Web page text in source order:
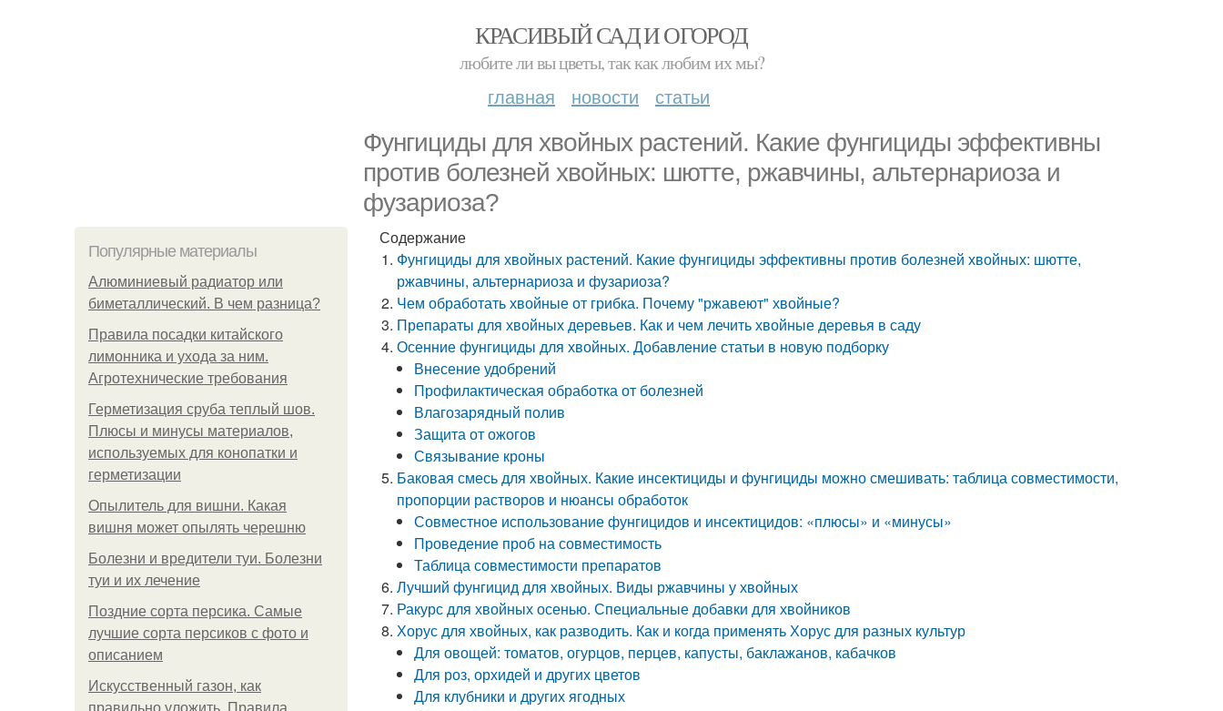
КРАСИВЫЙ САД И ОГОРОД
любите ли вы цветы, так как любим их мы?
главная новости статьи
Фунгициды для хвойных растений. Какие фунгициды эффективны
против болезней хвойных: шютте, ржавчины, альтернариоза и
фузариоза?
Популярные материалы
Алюминиевый радиатор или
биметаллический. В чем разница?
Правила посадки китайского
лимонника и ухода за ним.
Агротехнические требования
Герметизация сруба теплый шов.
Плюсы и минусы материалов,
используемых для конопатки и
герметизации
Опылитель для вишни. Какая
вишня может опылять черешню
Болезни и вредители туи. Болезни
туи и их лечение
Поздние сорта персика. Самые
лучшие сорта персиков с фото и
описанием
Искусственный газон, как
правильно уложить. Правила
Содержание
Фунгициды для хвойных растений. Какие фунгициды эффективны против болезней хвойных: шютте,
ржавчины, альтернариоза и фузариоза?
Чем обработать хвойные от грибка. Почему "ржавеют" хвойные?
Препараты для хвойных деревьев. Как и чем лечить хвойные деревья в саду
Осенние фунгициды для хвойных. Добавление статьи в новую подборку
Внесение удобрений
Профилактическая обработка от болезней
Влагозарядный полив
Защита от ожогов
Связывание кроны
Баковая смесь для хвойных. Какие инсектициды и фунгициды можно смешивать: таблица совместимости,
пропорции растворов и нюансы обработок
Совместное использование фунгицидов и инсектицидов: «плюсы» и «минусы»
Проведение проб на совместимость
Таблица совместимости препаратов
Лучший фунгицид для хвойных. Виды ржавчины у хвойных
Ракурс для хвойных осенью. Специальные добавки для хвойников
Хорус для хвойных, как разводить. Как и когда применять Хорус для разных культур
Для овощей: томатов, огурцов, перцев, капусты, баклажанов, кабачков
Для роз, орхидей и других цветов
Для клубники и других ягодных